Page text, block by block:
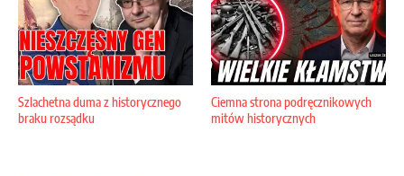
Szlachetna duma z historycznego
braku rozsądku
Ciemna strona podręcznikowych
mitów historycznych